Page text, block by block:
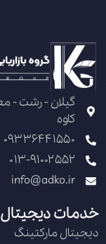
کاوه
09336441550
013-91002552
info@adko.ir
خدمات دیجیتال
دیجیتال مارکتینگ